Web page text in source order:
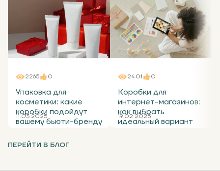
2265 0
Упаковка для
косметики: какие
коробки подойдут
вашему бьюти-бренду
11.03.2025
2401 0
Коробки для
интернет-магазинов:
как выбрать
идеальный вариант
19.02.2025
ПЕРЕЙТИ В БЛОГ